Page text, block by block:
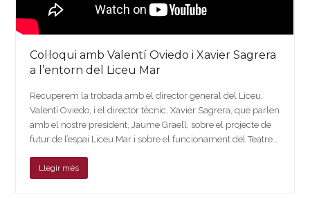
Col·loqui amb Valentí Oviedo i Xavier Sagrera
a l’entorn del Liceu Mar
Recuperem la trobada amb el director general del Liceu,
Valentí Oviedo, i el director tècnic, Xavier Sagrera, que parlen
amb el nostre president, Jaume Graell, sobre el projecte de
futur de l’espai Liceu Mar i sobre el funcionament del Teatre…
Llegir més